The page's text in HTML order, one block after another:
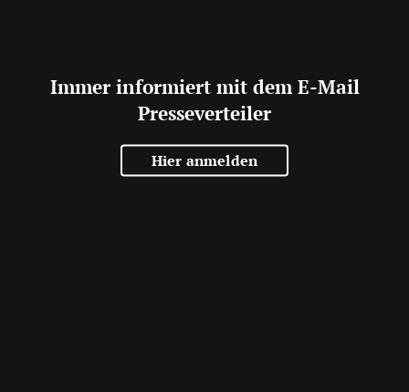
Immer informiert mit dem E-Mail
Presseverteiler
Hier anmelden